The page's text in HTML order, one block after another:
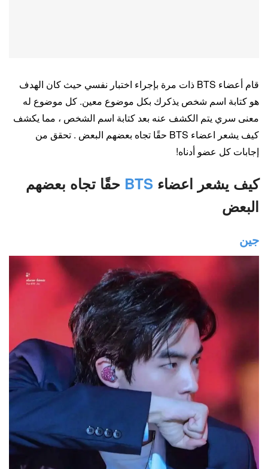
قام أعضاء BTS ذات مرة بإجراء اختبار نفسي حيث كان الهدف
هو كتابة اسم شخص يذكرك بكل موضوع معين. كل موضوع له
معنى سري يتم الكشف عنه بعد كتابة اسم الشخص ، مما يكشف
كيف يشعر اعضاء BTS حقًا تجاه بعضهم البعض . تحقق من
إجابات كل عضو أدناه!
كيف يشعر اعضاء BTS حقًا تجاه بعضهم
البعض
جين